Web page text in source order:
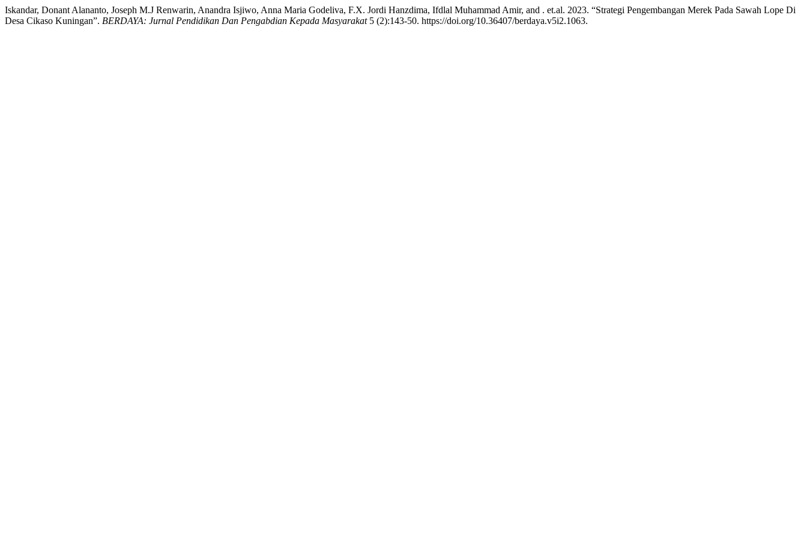
Iskandar, Donant Alananto, Joseph M.J Renwarin, Anandra Isjiwo, Anna Maria Godeliva, F.X. Jordi Hanzdima, Ifdlal Muhammad Amir, and . et.al. 2023. “Strategi Pengembangan Merek Pada Sawah Lope Di
Desa Cikaso Kuningan”. BERDAYA: Jurnal Pendidikan Dan Pengabdian Kepada Masyarakat5 (2):143-50. https://doi.org/10.36407/berdaya.v5i2.1063.